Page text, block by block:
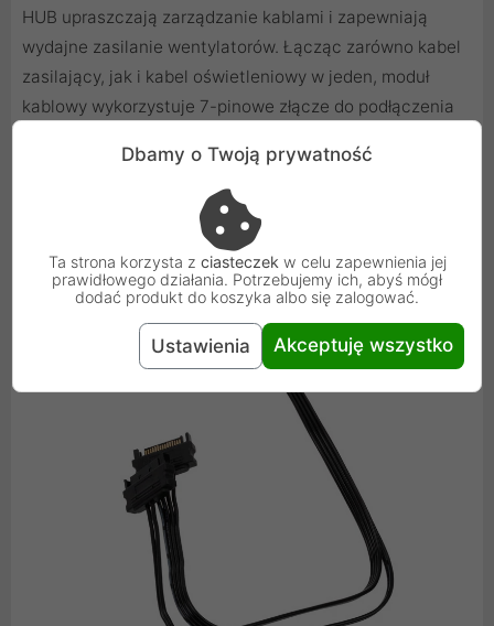
HUB upraszczają zarządzanie kablami i zapewniają
wydajne zasilanie wentylatorów. Łącząc zarówno kabel
zasilający, jak i kabel oświetleniowy w jeden, moduł
kablowy wykorzystuje 7-pinowe złącze do podłączenia
zaśmiecających konstrukcję komputera.
Dbamy o Twoją prywatność
Ta strona korzysta z ciasteczek w celu zapewnienia jej
prawidłowego działania. Potrzebujemy ich, abyś mógł
dodać produkt do koszyka albo się zalogować.
Ustawienia Akceptuję wszystko